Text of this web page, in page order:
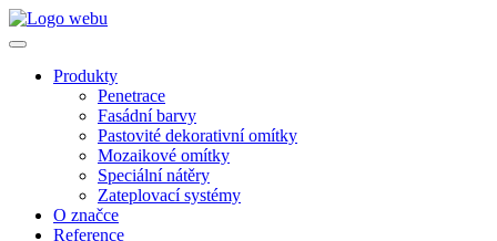
Produkty
Penetrace
Fasádní barvy
Pastovité dekorativní omítky
Mozaikové omítky
Speciální nátěry
Zateplovací systémy
O značce
Reference